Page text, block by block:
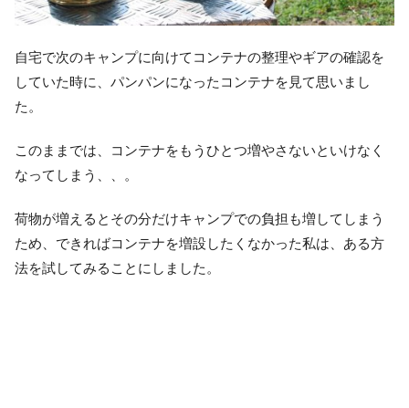
自宅で次のキャンプに向けてコンテナの整理やギアの確認を
していた時に、パンパンになったコンテナを見て思いまし
た。
このままでは、コンテナをもうひとつ増やさないといけなく
なってしまう、、。
荷物が増えるとその分だけキャンプでの負担も増してしまう
ため、できればコンテナを増設したくなかった私は、ある方
法を試してみることにしました。